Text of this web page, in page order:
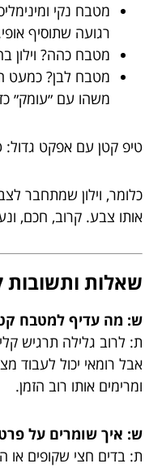
מטבח נקי
רגועה שתוסיף
מטבח כהה? וילון
מטבח לבן? כמעט
משהו עם ״עומק״
טיפ קטן עם אפקט גדול:
כלומר, וילון שמתחבר
אותו צבע. קרוב, חכם,
שאלות ותשובות
ש: מה עדיף למטבח
ת: לרוב גלילה תרגיש
אבל רומאי יכול לעבוד
ומרימים אותו רוב הזמן.
ש: איך שומרים על
ת: בדים חצי שקופים או